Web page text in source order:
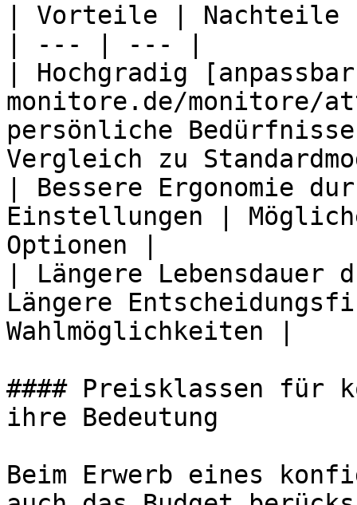
| Vorteile | Nachteile
| --- | --- |
| Hochgradig
monitore.de/monitore/
persönliche
Vergleich zu
| Bessere Ergonomie
Einstellungen |
Optionen |
| Längere
Längere
Wahlmöglichkeiten |
#### Preisklassen für
ihre Bedeutung
Beim Erwerb eines